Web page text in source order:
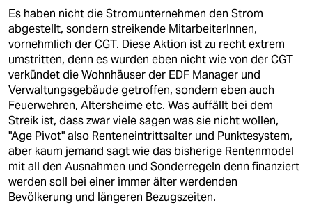
Es haben nicht die Stromunternehmen den Strom
abgestellt, sondern streikende MitarbeiterInnen,
vornehmlich der CGT. Diese Aktion ist zu recht extrem
umstritten, denn es wurden eben nicht wie von der CGT
verkündet die Wohnhäuser der EDF Manager und
Verwaltungsgebäude getroffen, sondern eben auch
Feuerwehren, Altersheime etc. Was auffällt bei dem
Streik ist, dass zwar viele sagen was sie nicht wollen,
"Age Pivot" also Renteneintrittsalter und Punktesystem,
aber kaum jemand sagt wie das bisherige Rentenmodel
mit all den Ausnahmen und Sonderregeln denn finanziert
werden soll bei einer immer älter werdenden
Bevölkerung und längeren Bezugszeiten.